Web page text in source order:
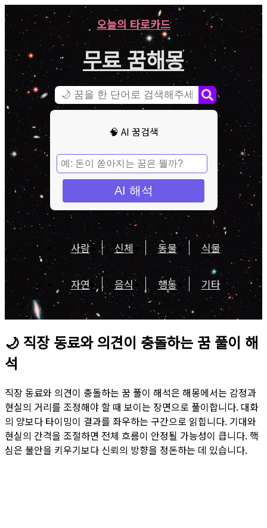
오늘의 타로카드
무료 꿈해몽
🧠 AI 꿈검색
AI 해석
사람 신체 동물 식물
자연 음식 행동 기타
🌙 직장 동료와 의견이 충돌하는 꿈 풀이 해
석
직장 동료와 의견이 충돌하는 꿈 풀이 해석은 해몽에서는 감정과
현실의 거리를 조정해야 할 때 보이는 장면으로 풀이합니다. 대화
의 양보다 타이밍이 결과를 좌우하는 구간으로 읽힙니다. 기대와
현실의 간격을 조절하면 전체 흐름이 안정될 가능성이 큽니다. 핵
심은 불안을 키우기보다 신뢰의 방향을 정돈하는 데 있습니다.